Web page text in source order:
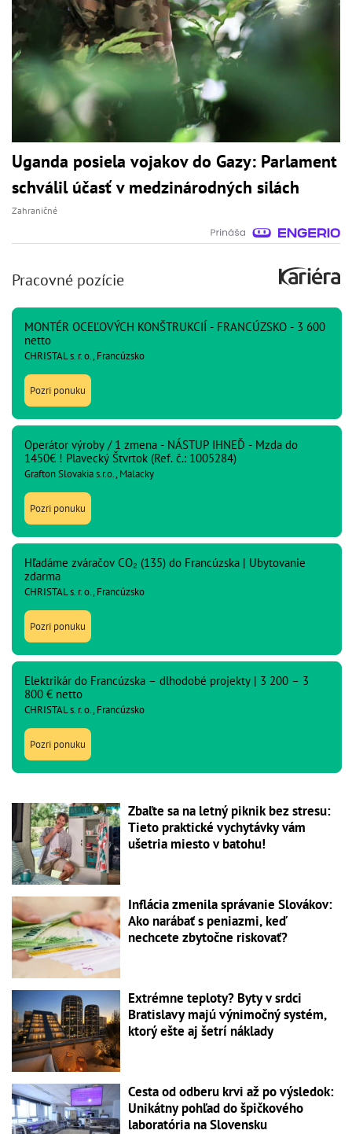
Uganda posiela vojakov do Gazy: Parlament
schválil účasť v medzinárodných silách
Zahraničné
Pracovné pozície
MONTÉR OCEĽOVÝCH KONŠTRUKCIÍ - FRANCÚZSKO - 3 600
netto
CHRISTAL s. r. o., Francúzsko
Pozri ponuku
Operátor výroby / 1 zmena - NÁSTUP IHNEĎ - Mzda do
1450€ ! Plavecký Štvrtok (Ref. č.: 1005284)
Grafton Slovakia s.r.o., Malacky
Pozri ponuku
Hľadáme zváračov CO₂ (135) do Francúzska | Ubytovanie
zdarma
CHRISTAL s. r. o., Francúzsko
Pozri ponuku
Elektrikár do Francúzska – dlhodobé projekty | 3 200 – 3
800 € netto
CHRISTAL s. r. o., Francúzsko
Pozri ponuku
Zbaľte sa na letný piknik bez stresu:
Tieto praktické vychytávky vám
ušetria miesto v batohu!
Inflácia zmenila správanie Slovákov:
Ako narábať s peniazmi, keď
nechcete zbytočne riskovať?
Extrémne teploty? Byty v srdci
Bratislavy majú výnimočný systém,
ktorý ešte aj šetrí náklady
Cesta od odberu krvi až po výsledok:
Unikátny pohľad do špičkového
laboratória na Slovensku